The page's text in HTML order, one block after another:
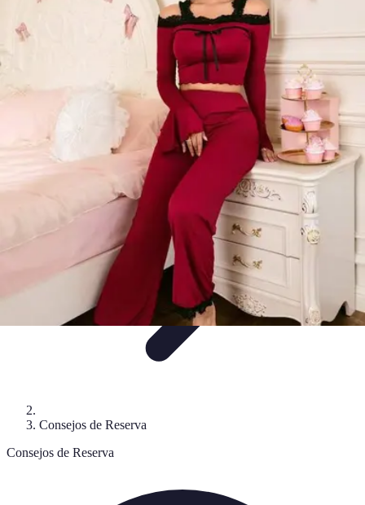
Consejos de Reserva
Vacaciones en familiaVacaciones en
Familia
Consejos para Reservar Consejos de Viaje
Encuentra Tu Hotel
Consejos de Reserva
Consejos de Reserva